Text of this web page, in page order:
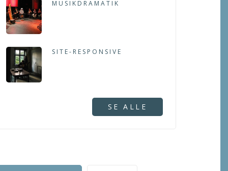
MUSIKDRAMATIK
SITE-RESPONSIVE
SE ALLE